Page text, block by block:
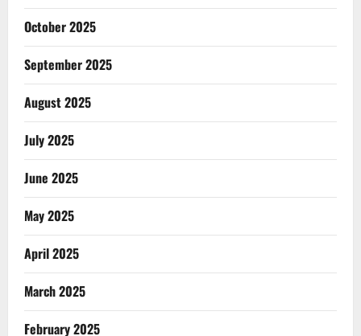
October 2025
September 2025
August 2025
July 2025
June 2025
May 2025
April 2025
March 2025
February 2025